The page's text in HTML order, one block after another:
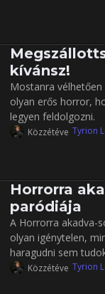
kívánsz!
Mostanra
olyan erős horror,
legyen feldolgozni.
Közzétéve Tyrion
Horrorra
paródiája
A Horrorra akadva-
olyan igénytelen,
haragudni sem
Közzétéve Tyrion